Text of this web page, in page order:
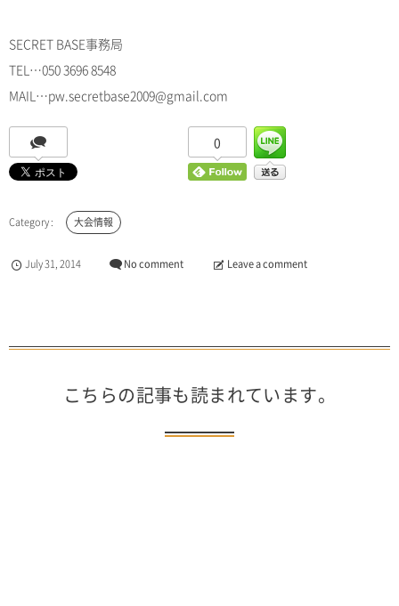
SECRET BASE事務局
TEL…050 3696 8548
MAIL…pw.secretbase2009@gmail.com
0
大会情報
July31,2014 No comment Leave a comment
こちらの記事も読まれています。